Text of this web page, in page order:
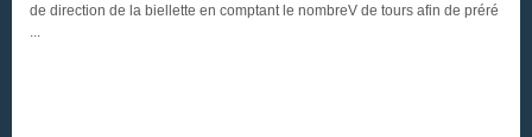
de direction de la biellette en comptant le nombreV de tours afin de préré
...